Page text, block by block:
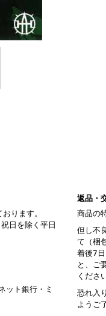
ります。
日を除く平日
ット銀行・ミ
返品・
商品の
但し不
て（梱
着後7
と、ご
くださ
恐れ入
ようご